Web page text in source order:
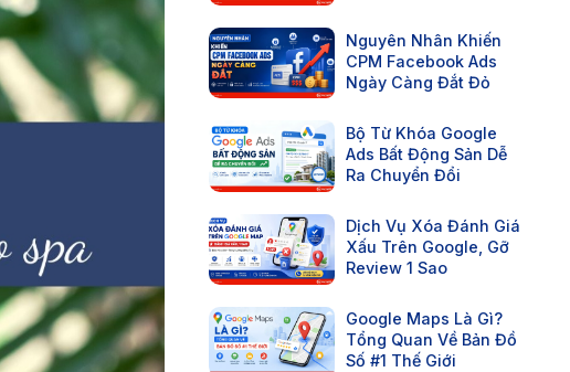
Nguyên Nhân Khiến
CPM Facebook Ads
Ngày Càng Đắt Đỏ
Bộ Từ Khóa Google
Ads Bất Động Sản Dễ
Ra Chuyển Đổi
Dịch Vụ Xóa Đánh Giá
Xấu Trên Google, Gỡ
Review 1 Sao
Google Maps Là Gì?
Tổng Quan Về Bản Đồ
Số #1 Thế Giới